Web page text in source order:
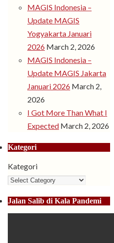
MAGIS Indonesia –
Update MAGIS
Yogyakarta Januari
2026 March 2, 2026
MAGIS Indonesia –
Update MAGIS Jakarta
Januari 2026 March 2,
2026
I Got More Than What I
Expected March 2, 2026
Kategori
Kategori
Jalan Salib di Kala Pandemi